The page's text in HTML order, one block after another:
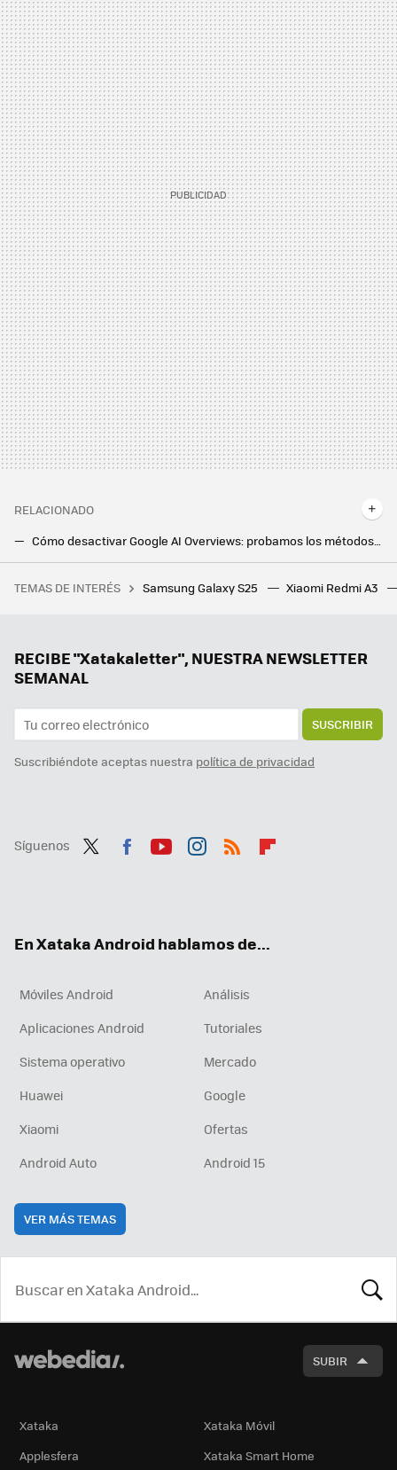
RELACIONADO
Llevo 13 años con mi pareja y estoy sin ideas para sorprenderla en San Valentín. Le he pedido ayuda a la IA
La multimillonaria (y fracasada) apuesta inicial de China para fabricar sus chips propios: Proyecto 908
TEMAS DE INTERÉS Samsung Galaxy S25 Xiaomi Redmi A3
RECIBE "Xatakaletter", NUESTRA NEWSLETTER
SEMANAL
SUSCRIBIR
Suscribiéndote aceptas nuestra política de privacidad
Síguenos
En Xataka Android hablamos de...
Móviles Android
Análisis
Aplicaciones Android
Tutoriales
Sistema operativo
Mercado
Huawei
Google
Xiaomi
Ofertas
Android Auto
Android 15
VER MÁS TEMAS
SUBIR
Xataka
Xataka Móvil
Applesfera
Xataka Smart Home